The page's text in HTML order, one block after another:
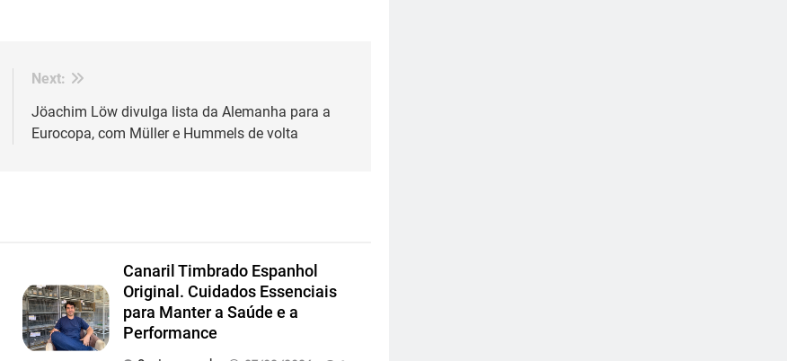
Next:
Jöachim Löw divulga lista da Alemanha para a
Eurocopa, com Müller e Hummels de volta
Canaril Timbrado Espanhol
Original. Cuidados Essenciais
para Manter a Saúde e a
Performance